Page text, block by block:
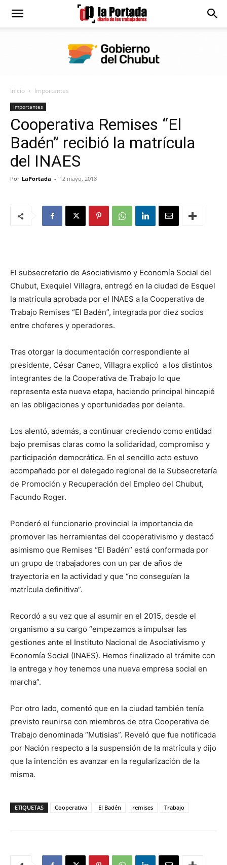
Diario
Portada
Inicio Importantes
Importantes
Cooperativa Remises “El
Badén” recibió la matrícula
del INAES
Por LaPortada - 12 mayo, 2018
El subsecretario de Asociativismo y Economía Social del
Chubut, Exequiel Villagra, entregó en la ciudad de Esquel
la matrícula aprobada por el INAES a la Cooperativa de
Trabajo Remises “El Badén”, integrada por diez socios
entre choferes y operadores.
Tras otorgar la documentación correspondiente al
presidente, César Caneo, Villagra explicó a los distintos
integrantes de la Cooperativa de Trabajo lo que
representa esta nueva etapa, haciendo principal hincapié
en las obligaciones y oportunidades por delante.
Los alentó, además, a continuar creciendo como entidad
bajo premisas claras como la solidaridad, compromiso y
participación democrática. En el sencillo acto estuvo
acompañado por el delegado regional de la Subsecretaría
de Promoción y Recuperación del Empleo del Chubut,
Facundo Roger.
Ponderó el funcionario provincial la importancia de
promover las herramientas del cooperativismo y destacó
asimismo que Remises “El Badén” está conformada por
un grupo de trabajadores con un par de años de
trayectoria en la actividad y que “no conseguían la
matrícula definitiva”.
Recordó a su vez que al asumir en el 2015, desde el
organismo a su cargo “empezamos a impulsar las
gestiones ante el Instituto Nacional de Asociativismo y
Economía Social (INAES). Hemos finalizado el trámite con
la entrega y hoy tenemos una nueva empresa social en
marcha”.
Por otro lado, comentó que en la ciudad también tenía
previsto reunirse con miembros de otra Cooperativa de
Trabajo denominada “Mutisias”. Reveló que fue notificada
por Nación respecto a la suspensión de la matrícula y dijo
que la intención es avanzar en la regularización de la
misma.
ETIQUETAS Cooperativa El Badén remises Trabajo